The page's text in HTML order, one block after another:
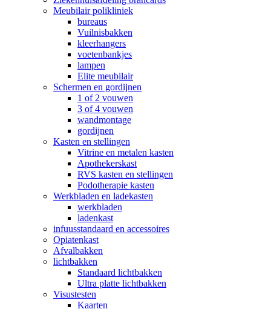
Meubilair polikliniek
bureaus
Vuilnisbakken
kleerhangers
voetenbankjes
lampen
Elite meubilair
Schermen en gordijnen
1 of 2 vouwen
3 of 4 vouwen
wandmontage
gordijnen
Kasten en stellingen
Vitrine en metalen kasten
Apothekerskast
RVS kasten en stellingen
Podotherapie kasten
Werkbladen en ladekasten
werkbladen
ladenkast
infuusstandaard en accessoires
Opiatenkast
Afvalbakken
lichtbakken
Standaard lichtbakken
Ultra platte lichtbakken
Visustesten
Kaarten